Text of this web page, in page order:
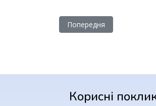
Попередня стаття:
Попередня
Корисні